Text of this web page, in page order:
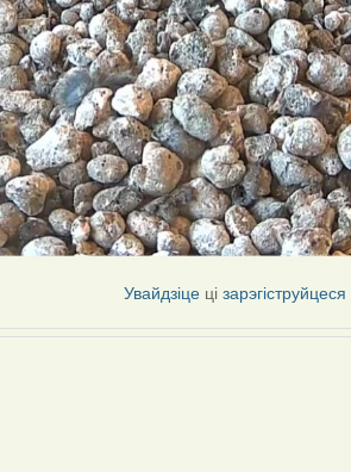
Увайдзіце цізарэгіструйцеся